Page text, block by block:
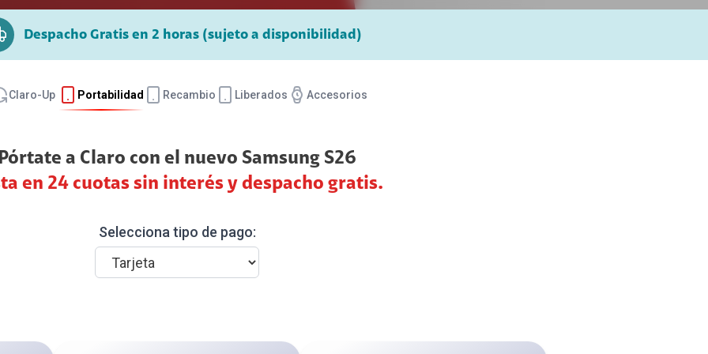
Motorola
Protege Tu Equipo
Entretenimiento
Plataformas de streaming
Claro TV +
Google Play
Despacho Gratis en 2 horas (sujeto a disponibilidad)
Claro-Up Portabilidad Recambio Liberados Accesorios
Pórtate a Claro con el nuevo Samsung S26
en 24 cuotas sin interés y despacho gratis.
Selecciona tipo de pago: